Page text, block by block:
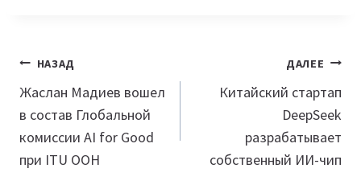
Навигация
по
записям
НАЗАД
Жаслан Мадиев вошел
в состав Глобальной
комиссии AI for Good
при ITU ООН
ДАЛЕЕ
Китайский стартап
DeepSeek
разрабатывает
собственный ИИ-чип